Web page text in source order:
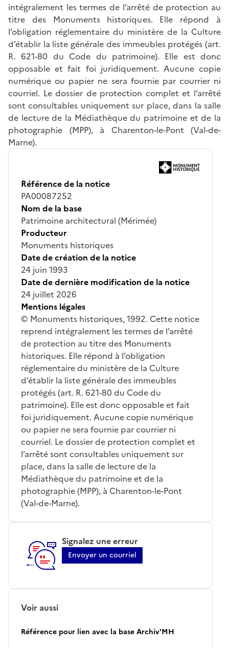
intégralement les termes de l’arrêté de protection au
titre des Monuments historiques. Elle répond à
l’obligation réglementaire du ministère de la Culture
d’établir la liste générale des immeubles protégés (art.
R. 621-80 du Code du patrimoine). Elle est donc
opposable et fait foi juridiquement. Aucune copie
numérique ou papier ne sera fournie par courrier ni
courriel. Le dossier de protection complet et l’arrêté
sont consultables uniquement sur place, dans la salle
de lecture de la Médiathèque du patrimoine et de la
photographie (MPP), à Charenton-le-Pont (Val-de-
Marne).
Référence de la notice
PA00087252
Nom de la base
Patrimoine architectural (Mérimée)
Producteur
Monuments historiques
Date de création de la notice
24 juin 1993
Date de dernière modification de la notice
24 juillet 2026
Mentions légales
© Monuments historiques, 1992. Cette notice
reprend intégralement les termes de l’arrêté
de protection au titre des Monuments
historiques. Elle répond à l’obligation
réglementaire du ministère de la Culture
d’établir la liste générale des immeubles
protégés (art. R. 621-80 du Code du
patrimoine). Elle est donc opposable et fait
foi juridiquement. Aucune copie numérique
ou papier ne sera fournie par courrier ni
courriel. Le dossier de protection complet et
l’arrêté sont consultables uniquement sur
place, dans la salle de lecture de la
Médiathèque du patrimoine et de la
photographie (MPP), à Charenton-le-Pont
(Val-de-Marne).
Signalez une erreur
Envoyer un courriel
Voir aussi
Référence pour lien avec la base Archiv'MH